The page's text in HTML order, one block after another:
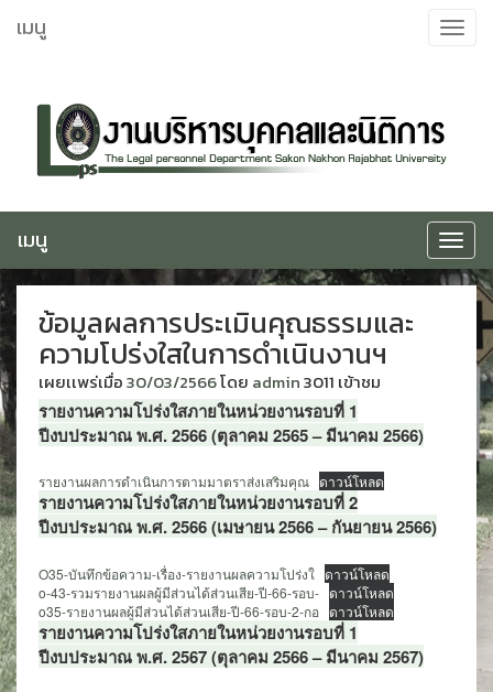
ไป
Toggle
เมนู
Toggle
เมนู
ข้อมูลผลการประเมินคุณธรรมและ
ความโปร่งใสในการดำเนินงานฯ
เผยเเพร่เมื่อ30/03/2566โดย admin3011 เข้าชม
รายงานความโปร่งใสภายในหน่วยงานรอบที่ 1
ปีงบประมาณ พ.ศ. 2566 (ตุลาคม 2565 – มีนาคม 2566)
รายงานผลการดำเนินการตามมาตราส่งเสริมคุณ ดาวน์โหลด
รายงานความโปร่งใสภายในหน่วยงานรอบที่ 2
ปีงบประมาณ พ.ศ. 2566 (เมษายน 2566 – กันยายน 2566)
O35-บันทึกข้อความ-เรื่อง-รายงานผลความโปร่งใ ดาวน์โหลด
o-43-รวมรายงานผลผู้มีส่วนได้ส่วนเสีย-ปี-66-รอบ- ดาวน์โหลด
o35-รายงานผลผู้มีส่วนได้ส่วนเสีย-ปี-66-รอบ-2-กอ ดาวน์โหลด
รายงานความโปร่งใสภายในหน่วยงานรอบที่ 1
ปีงบประมาณ พ.ศ. 2567 (ตุลาคม 2566 – มีนาคม 2567)